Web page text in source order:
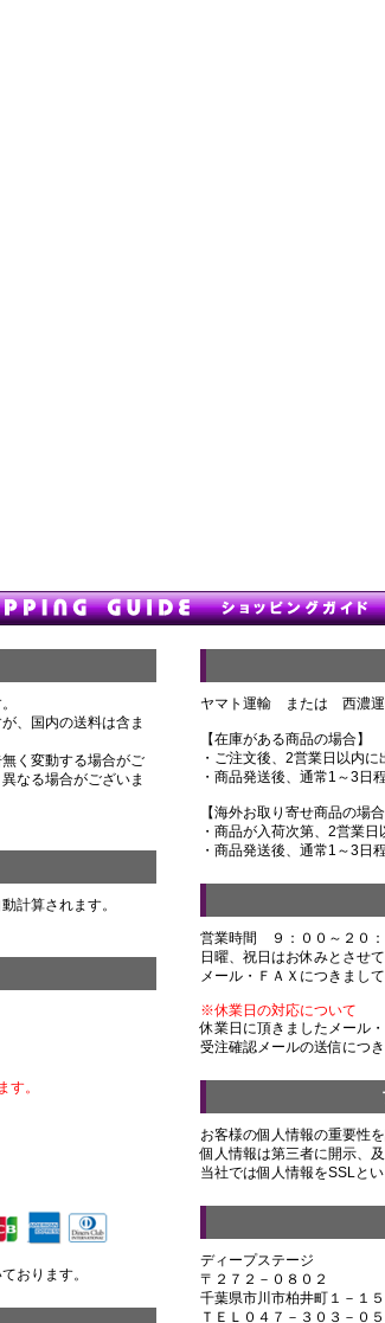
、国内の送料は含ま
く変動する場合がご
なる場合がございま
計算されます。
す。
おります。
ヤマト運輸 または 西濃
【在庫がある商品の場合】
・ご注文後、2営業日以内に
・商品発送後、通常1～3日
【海外お取り寄せ商品の場合
・商品が入荷次第、2営業日
・商品発送後、通常1～3日
営業時間 ９：００～２０：
日曜、祝日はお休みとさせ
メール・ＦＡＸにつきまし
※休業日の対応について
休業日に頂きましたメール
受注確認メールの送信につ
お客様の個人情報の重要性
個人情報は第三者に開示、
当社では個人情報をSSLと
ディープステージ
〒２７２－０８０２
千葉県市川市柏井町１－１
ＴＥＬ０４７－３０３－０